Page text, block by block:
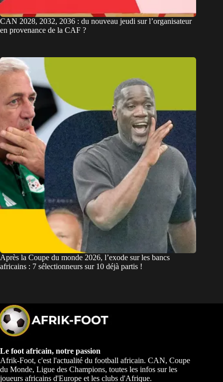
CAN 2028, 2032, 2036 : du nouveau jeudi sur l’organisateur
en provenance de la CAF ?
Après la Coupe du monde 2026, l’exode sur les bancs
africains : 7 sélectionneurs sur 10 déjà partis !
Le foot africain, notre passion
Afrik-Foot, c'est l'actualité du football africain. CAN, Coupe
du Monde, Ligue des Champions, toutes les infos sur les
joueurs africains d'Europe et les clubs d'Afrique.